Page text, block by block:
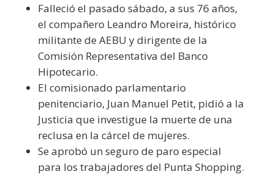
Falleció el pasado sábado, a sus 76 años,
el compañero Leandro Moreira, histórico
militante de AEBU y dirigente de la
Comisión Representativa del Banco
Hipotecario.
El comisionado parlamentario
penitenciario, Juan Manuel Petit, pidió a la
Justicia que investigue la muerte de una
reclusa en la cárcel de mujeres.
Se aprobó un seguro de paro especial
para los trabajadores del Punta Shopping.